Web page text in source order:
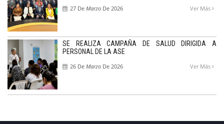
27 De Marzo De 2026 Ver Más
SE REALIZA CAMPAÑA DE SALUD DIRIGIDA A
PERSONAL DE LA ASE
26 De Marzo De 2026 Ver Más